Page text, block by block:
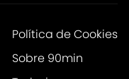
Política de Cookies
Sobre 90min